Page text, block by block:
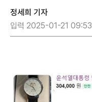
정세희 기자
입력 2025-01-21 09:53